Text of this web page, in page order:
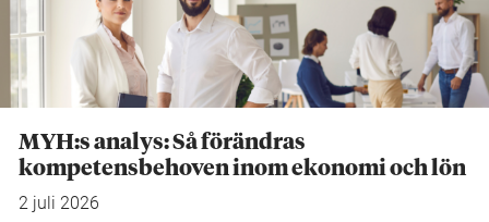
MYH:s analys: Så förändras
kompetensbehoven inom ekonomi och lön
2 juli 2026